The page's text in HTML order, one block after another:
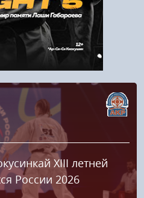
XIII летней
России 2026